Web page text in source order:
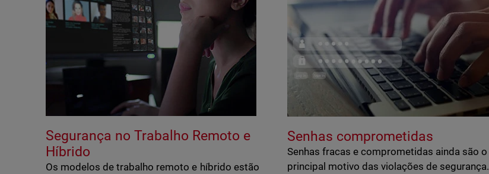
Segurança no Trabalho Remoto e
Híbrido
Os modelos de trabalho remoto e híbrido estão
Senhas comprometidas
Senhas fracas e comprometidas ainda são o
principal motivo das violações de segurança.